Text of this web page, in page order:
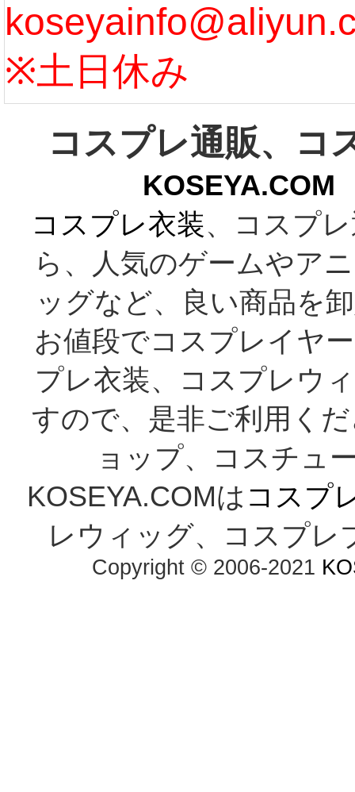
う...
※土日休み
コスプレ通販、コ
コスプレ衣装、コスプ
ら、人気のゲームやア
ッグなど、良い商品を
お値段でコスプレイヤ
プレ衣装、コスプレウ
すので、是非ご利用く
ョップ、コスチュ
KOSEYA.COMは コスプ
レウィッグ、コスプレ
Copyright © 2006-2021